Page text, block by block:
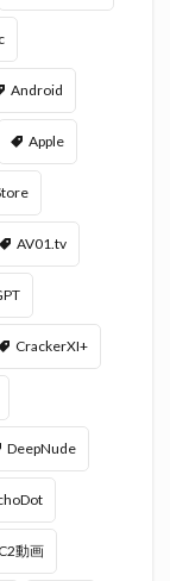
Android
Apple
AV01.tv
CrackerXI+
DeepNude
動画